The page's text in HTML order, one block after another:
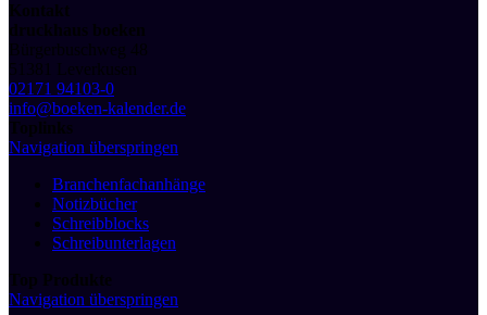
Kontakt
druckhaus boeken
Bürgerbuschweg 48
51381 Leverkusen
02171 94103-0
info@boeken-kalender.de
Toplinks
Navigation überspringen
Branchenfachanhänge
Notizbücher
Schreibblocks
Schreibunterlagen
Top Produkte
Navigation überspringen